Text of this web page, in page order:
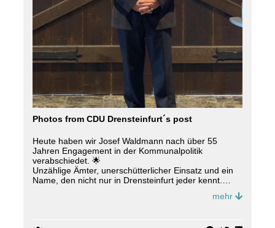
Photos from CDU Drensteinfurt´s post
Heute haben wir Josef Waldmann nach über 55
Jahren Engagement in der Kommunalpolitik
verabschiedet. 🌟
Unzählige Ämter, unerschütterlicher Einsatz und ein
Name, den nicht nur in Drensteinfurt jeder kennt.
Viele Wegbegleiter*innen, persönliche Worte undmehr